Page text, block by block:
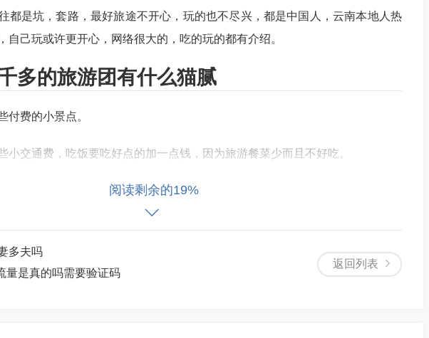
都是坑，套路，最好旅途不开心，玩的也不尽兴，都是中国人，云南本地人热
自己玩或许更开心，网络很大的，吃的玩的都有介绍。
多的旅游团有什么猫腻
付费的小景点。
小交通费，吃饭要吃好点的加一点钱，因为旅游餐菜少而且不好吃。
现在没有强制消费，但进去了售货员一洗脑，多少会买点，这些东西比外面起
家去看表演，你看大家都去了，你也会跟这去，这些门票的返点很高！天下没
不可能亏钱来做，所以这里面的事项，大家都不做的话，别人就会亏钱，导游
阅读剩余的19%
返回列表
多夫吗
量是真的吗需要验证码